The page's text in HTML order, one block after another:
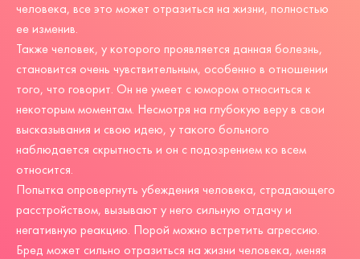
человека, все это может отразиться на жизни, полностью
ее изменив.
Также человек, у которого проявляется данная болезнь,
становится очень чувствительным, особенно в отношении
того, что говорит. Он не умеет с юмором относиться к
некоторым моментам. Несмотря на глубокую веру в свои
высказывания и свою идею, у такого больного
наблюдается скрытность и он с подозрением ко всем
относится.
Попытка опровергнуть убеждения человека, страдающего
расстройством, вызывают у него сильную отдачу и
негативную реакцию. Порой можно встретить агрессию.
Бред может сильно отразиться на жизни человека, меняя